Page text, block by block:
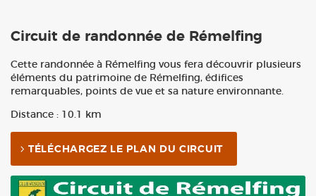
Circuit de randonnée de Rémelfing
Cette randonnée à Rémelfing vous fera découvrir plusieurs
éléments du patrimoine de Rémelfing, édifices
remarquables, points de vue et sa nature environnante.
Distance : 10.1 km
TÉLÉCHARGEZ LE PLAN DU CIRCUIT